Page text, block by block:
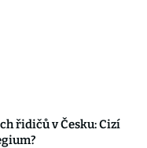
řidičů v Česku: Cizí